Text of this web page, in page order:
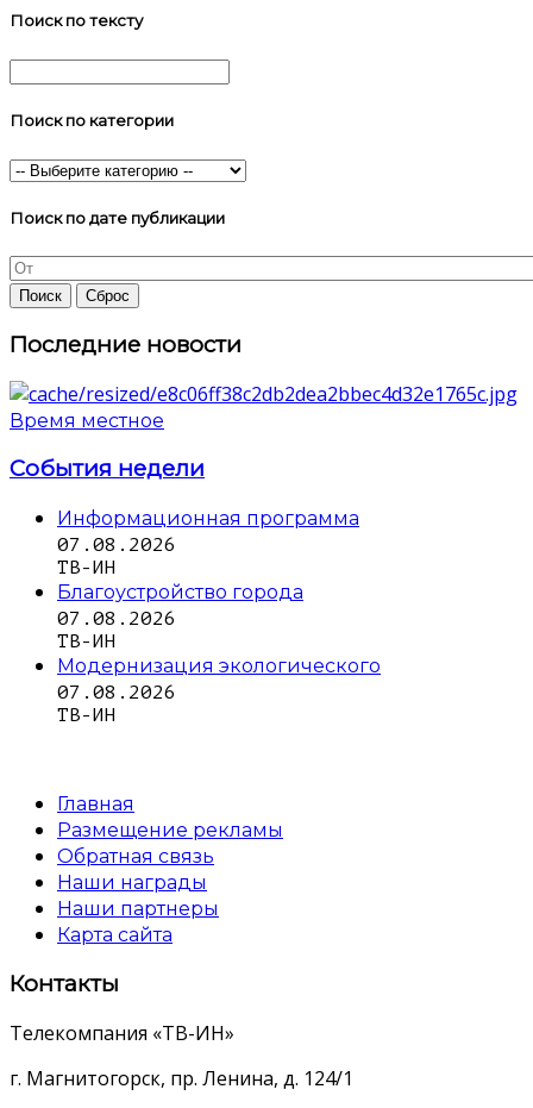
Поиск по тексту
Поиск по категории
Поиск по дате публикации
Последние новости
Время местное
События недели
Информационная программа
07.08.2026
ТВ-ИН
Благоустройство города
07.08.2026
ТВ-ИН
Модернизация экологического
07.08.2026
ТВ-ИН
Главная
Размещение рекламы
Обратная связь
Наши награды
Наши партнеры
Карта сайта
Контакты
Телекомпания «ТВ-ИН»
г. Магнитогорск, пр. Ленина, д. 124/1